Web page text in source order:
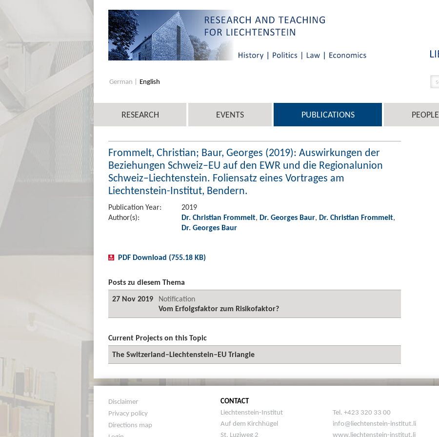
German English
RESEARCH EVENTS PUBLICATIONS PEOPLE
Frommelt, Christian; Baur, Georges (2019): Auswirkungen der
Beziehungen Schweiz–EU auf den EWR und die Regionalunion
Schweiz–Liechtenstein. Foliensatz eines Vortrages am
Liechtenstein-Institut, Bendern.
Publication Year:
2019
Author(s):
Dr. Christian Frommelt, Dr. Georges Baur, Dr. Christian Frommelt,
Dr. Georges Baur
PDF Download (755.18 KB)
Posts zu diesem Thema
27 Nov 2019
Notification
Vom Erfolgsfaktor zum Risikofaktor?
Current Projects on this Topic
The Switzerland–Liechtenstein–EU Triangle
Disclaimer
Privacy policy
Directions map
CONTACT
Liechtenstein-Institut
Auf dem Kirchhügel
St. Luziweg 2
Tel. +423 320 33 00
info@liechtenstein-institut.li
www.liechtenstein-institut.li